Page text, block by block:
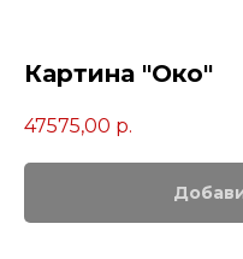
Картина "Око"
47575,00 р.